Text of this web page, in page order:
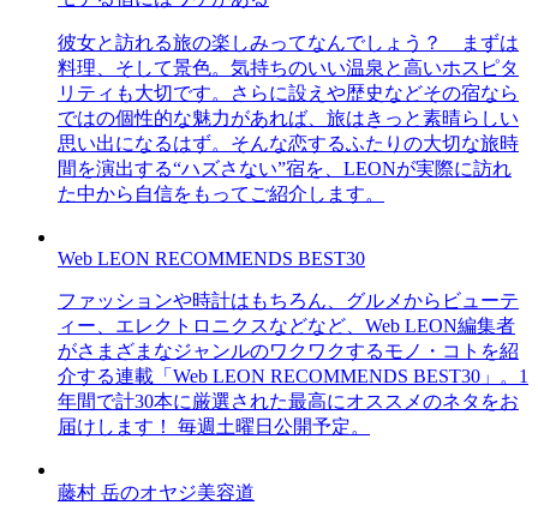
彼女と訪れる旅の楽しみってなんでしょう？ まずは
料理、そして景色。気持ちのいい温泉と高いホスピタ
リティも大切です。さらに設えや歴史などその宿なら
ではの個性的な魅力があれば、旅はきっと素晴らしい
思い出になるはず。そんな恋するふたりの大切な旅時
間を演出する“ハズさない”宿を、LEONが実際に訪れ
た中から自信をもってご紹介します。
Web LEON RECOMMENDS BEST30
ファッションや時計はもちろん、グルメからビューテ
ィー、エレクトロニクスなどなど、Web LEON編集者
がさまざまなジャンルのワクワクするモノ・コトを紹
介する連載「Web LEON RECOMMENDS BEST30」。1
年間で計30本に厳選された最高にオススメのネタをお
届けします！ 毎週土曜日公開予定。
藤村 岳のオヤジ美容道